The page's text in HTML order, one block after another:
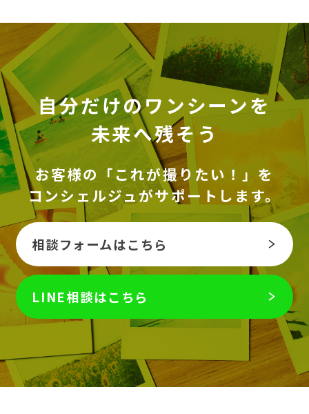
自分だけのワンシーンを
未来へ残そう
お客様の「これが撮りたい！」を
コンシェルジュがサポートします。
相談フォームはこちら
LINE相談はこちら